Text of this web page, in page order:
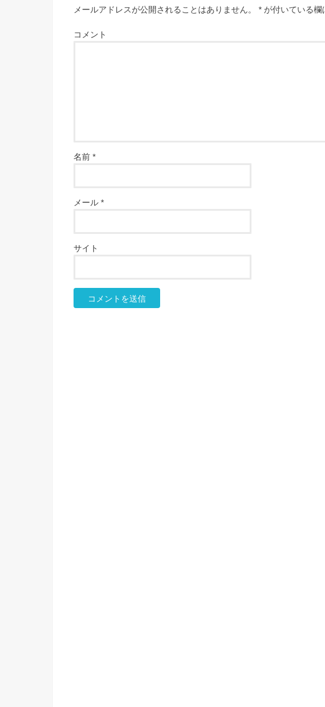
メールアドレスが公開されることはありません。 * が付いている欄
コメント
名前 *
メール *
サイト